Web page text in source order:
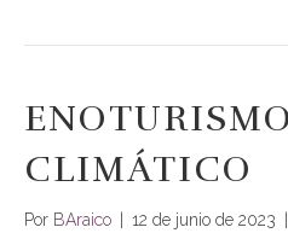
CLIMÁTICO
Por BAraico 12 de junio de 2023